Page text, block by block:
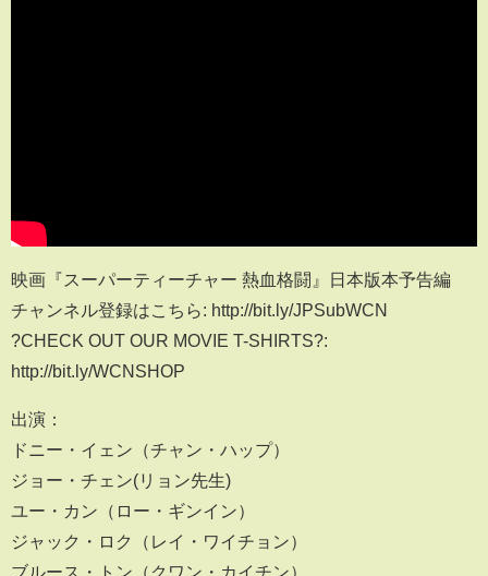
映画『スーパーティーチャー 熱血格闘』日本版本予告編
チャンネル登録はこちら: http://bit.ly/JPSubWCN
?CHECK OUT OUR MOVIE T-SHIRTS?:
http://bit.ly/WCNSHOP
出演：
ドニー・イェン（チャン・ハップ）
ジョー・チェン(リョン先生)
ユー・カン（ロー・ギンイン）
ジャック・ロク（レイ・ワイチョン）
ブルース・トン（クワン・カイチン）